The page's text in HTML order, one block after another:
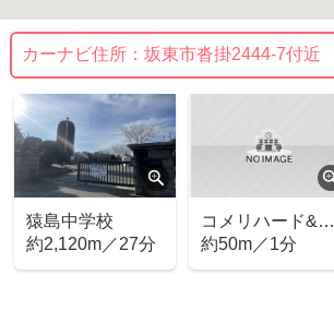
カーナビ住所： 坂東市沓掛2444-7付近
猿島中学校
約2,120m／27分
コメリハード&グ
リーン猿島店
約50m／1分